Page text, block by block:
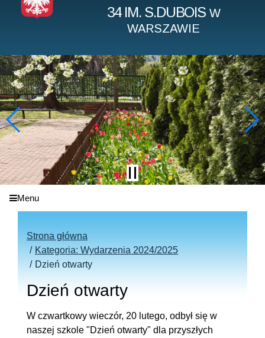
34 IM. S.DUBOIS W
WARSZAWIE
Menu
Strona główna
Kategoria: Wydarzenia 2024/2025
Dzień otwarty
Dzień otwarty
W czwartkowy wieczór, 20 lutego, odbył się w
naszej szkole "Dzień otwarty" dla przyszłych